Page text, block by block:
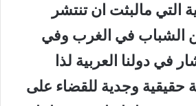
التي مالبثت ان تنتشر
الشباب في الغرب وفي
في دولنا العربية لذا
حقيقية وجدية للقضاء على